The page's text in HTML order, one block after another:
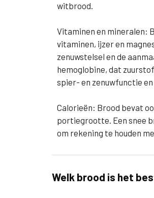
witbrood.
Vitaminen en mineralen:
vitaminen, ijzer en
zenuwstelsel en de
hemoglobine, dat
spier- en zenuwfunctie
Calorieën: Brood bevat
portiegrootte. Een snee
om rekening te houden
Welk brood is het